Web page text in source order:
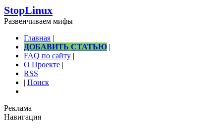
StopLinux
Развенчиваем мифы
Главная |
ДОБАВИТЬ СТАТЬЮ |
FAQ по сайту |
О Проекте |
RSS
| Поиск
Реклама
Навигация